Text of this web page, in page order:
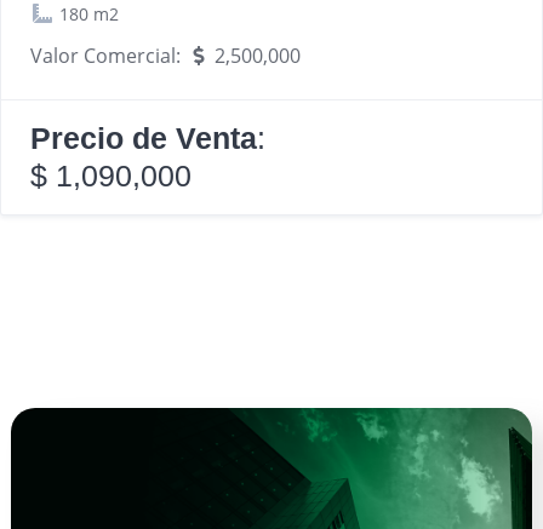
180 m2
Valor Comercial: 2,500,000
Precio de Venta:
$ 1,090,000